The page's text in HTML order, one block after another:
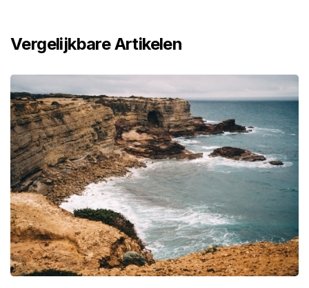
Vergelijkbare Artikelen